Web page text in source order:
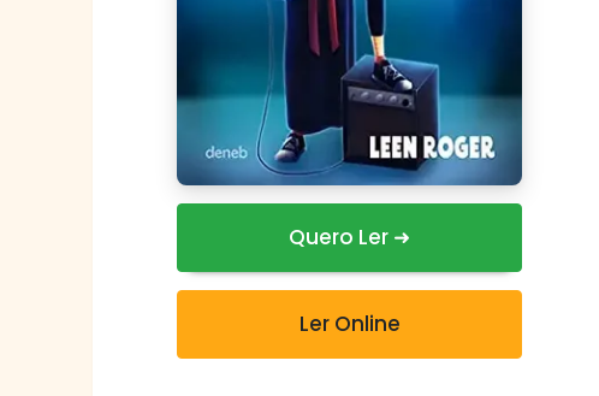
Quero Ler ➜
Ler Online